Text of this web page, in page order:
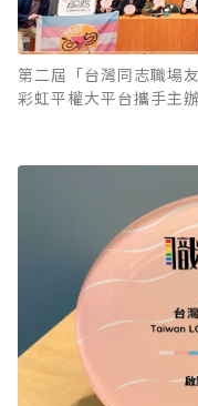
第二屆「台灣同志職場
彩虹平權大平台攜手主